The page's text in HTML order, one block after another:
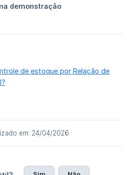
de estoque por Relação de
em: 24/04/2026